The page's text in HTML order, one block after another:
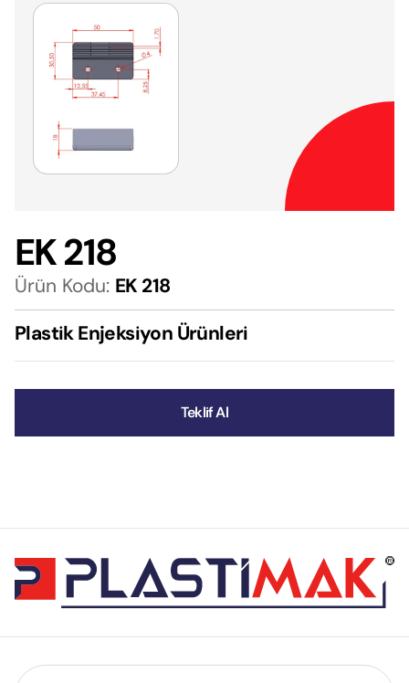
EK 218
Ürün Kodu: EK 218
Plastik Enjeksiyon Ürünleri
Teklif Al